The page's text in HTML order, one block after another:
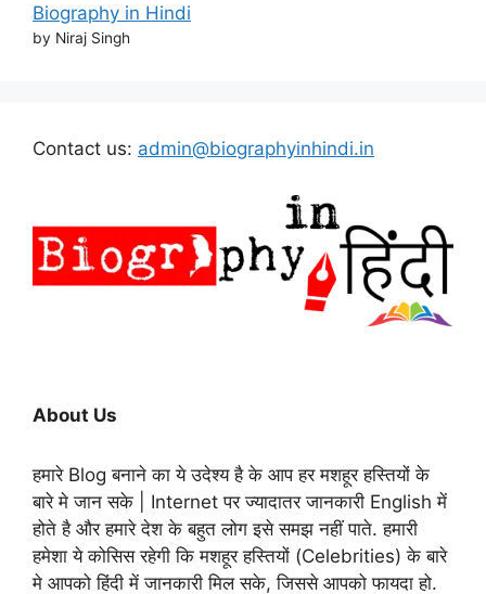
Biography in Hindi
by Niraj Singh
Contact us: admin@biographyinhindi.in
About Us
हमारे Blog बनाने का ये उदेश्य है के आप हर मशहूर हस्तियों के
बारे मे जान सके | Internet पर ज्यादातर जानकारी English में
होते है और हमारे देश के बहुत लोग इसे समझ नहीं पाते. हमारी
हमेशा ये कोसिस रहेगी कि मशहूर हस्तियों (Celebrities) के बारे
मे आपको हिंदी में जानकारी मिल सके, जिससे आपको फायदा हो.